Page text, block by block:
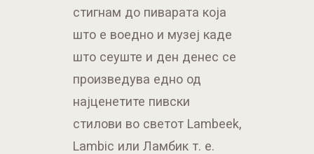
стигнам до пиварата која
што е воедно и музеј каде
што сеуште и ден денес се
произведува едно од
најценетите пивски
стилови во светот Lambeek,
Lambic или Ламбик т. е.